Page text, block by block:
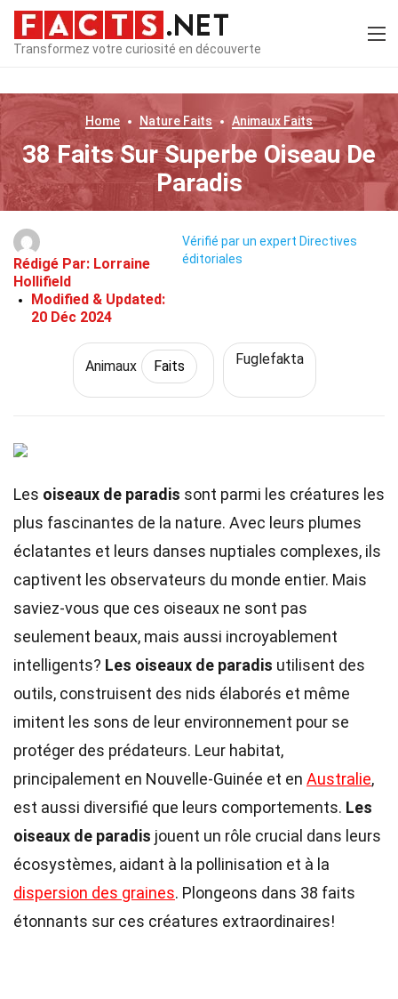
Transformez votre curiosité en découverte
Home Nature Faits Animaux Faits
38 Faits Sur Superbe Oiseau De
Paradis
Rédigé Par: Lorraine
Hollifield
Modified & Updated:
20 Déc 2024
Vérifié par un expert Directives
éditoriales
Animaux Faits Fuglefakta
Les oiseaux de paradis sont parmi les créatures les
plus fascinantes de la nature. Avec leurs plumes
éclatantes et leurs danses nuptiales complexes, ils
captivent les observateurs du monde entier. Mais
saviez-vous que ces oiseaux ne sont pas
seulement beaux, mais aussi incroyablement
intelligents? Les oiseaux de paradis utilisent des
outils, construisent des nids élaborés et même
imitent les sons de leur environnement pour se
protéger des prédateurs. Leur habitat,
principalement en Nouvelle-Guinée et en Australie,
est aussi diversifié que leurs comportements. Les
oiseaux de paradis jouent un rôle crucial dans leurs
écosystèmes, aidant à la pollinisation et à la
dispersion des graines. Plongeons dans 38 faits
étonnants sur ces créatures extraordinaires!